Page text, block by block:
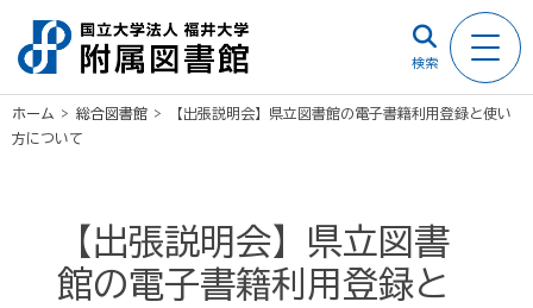
検索
ホーム > 総合図書館 >
【出張説明会】県立図書館の電子書籍利用登録と使い
方について
【出張説明会】県立図書
館の電子書籍利用登録と